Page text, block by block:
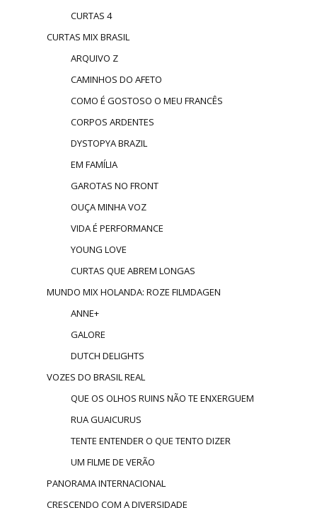
CURTAS 4
CURTAS MIX BRASIL
ARQUIVO Z
CAMINHOS DO AFETO
COMO É GOSTOSO O MEU FRANCÊS
CORPOS ARDENTES
DYSTOPYA BRAZIL
EM FAMÍLIA
GAROTAS NO FRONT
OUÇA MINHA VOZ
VIDA É PERFORMANCE
YOUNG LOVE
CURTAS QUE ABREM LONGAS
MUNDO MIX HOLANDA: ROZE FILMDAGEN
ANNE+
GALORE
DUTCH DELIGHTS
VOZES DO BRASIL REAL
QUE OS OLHOS RUINS NÃO TE ENXERGUEM
RUA GUAICURUS
TENTE ENTENDER O QUE TENTO DIZER
UM FILME DE VERÃO
PANORAMA INTERNACIONAL
CRESCENDO COM A DIVERSIDADE